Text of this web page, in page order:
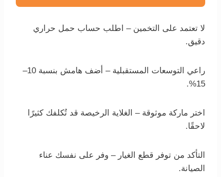
لا تعتمد على التخمين – اطلب حساب حمل حراري
دقيق.
راعي التوسعات المستقبلية – أضف هامش بنسبة 10–
15%.
اختر ماركة موثوقة – الغلاية الرخيصة قد تُكلفك كثيرًا
لاحقًا.
التأكد من توفر قطع الغيار – وفر على نفسك عناء
الصيانة.